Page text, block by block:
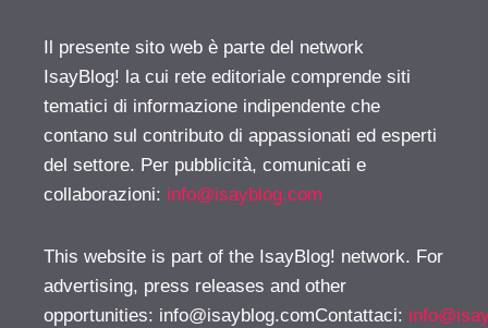
Il presente sito web è parte del network
IsayBlog! la cui rete editoriale comprende siti
tematici di informazione indipendente che
contano sul contributo di appassionati ed esperti
del settore. Per pubblicità, comunicati e
collaborazioni: info@isayblog.com
This website is part of the IsayBlog! network. For
advertising, press releases and other
opportunities: info@isayblog.comContattaci: